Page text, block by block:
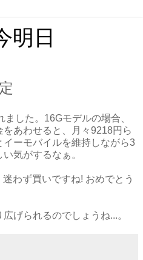
明日
ました。16Gモデルの場合、
あわせると、月々9218円ら
イーモバイルを維持しながら3
気がするなぁ。
わず買いですね! おめでとう
げられるのでしょうね...。